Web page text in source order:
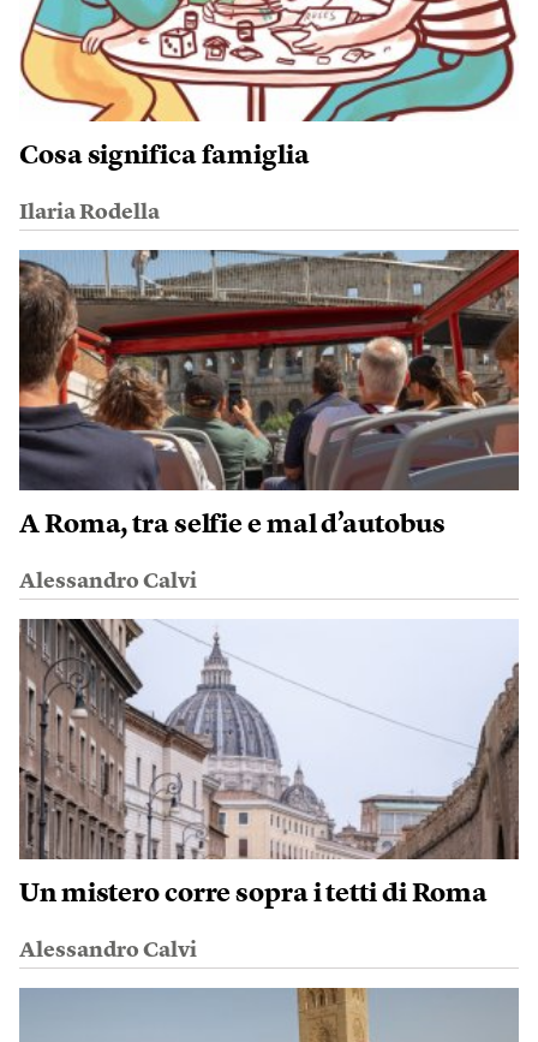
Cosa significa famiglia
Ilaria Rodella
A Roma, tra selfie e mal d’autobus
Alessandro Calvi
Un mistero corre sopra i tetti di Roma
Alessandro Calvi